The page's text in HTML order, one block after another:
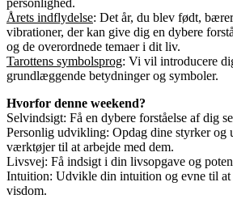
Årets indflydelse: Det år, du blev født,
vibrationer, der kan give dig en dybere
og de overordnede temaer i dit liv.
Tarottens symbolsprog: Vi vil introducere
grundlæggende betydninger og symboler.
Hvorfor denne weekend?
Selvindsigt: Få en dybere forståelse af dig
Personlig udvikling: Opdag dine styrker og
værktøjer til at arbejde med dem.
Livsvej: Få indsigt i din livsopgave og
Intuition: Udvikle din intuition og evne til
visdom.